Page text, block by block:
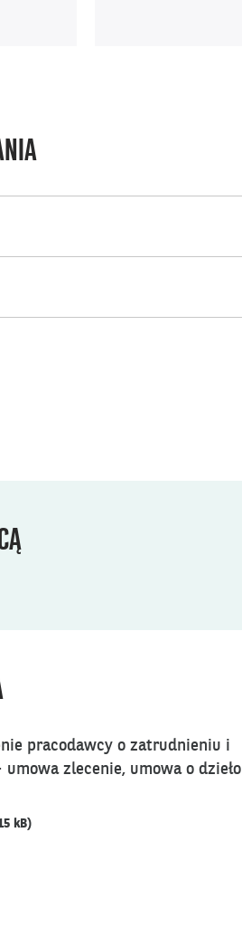
pracodawcy o zatrudnieniu i
umowa zlecenie, umowa o dzieło
kB)